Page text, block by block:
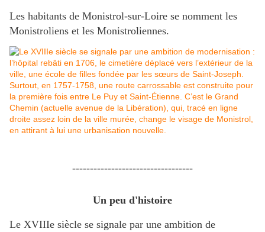
Les habitants de Monistrol-sur-Loire se nomment les
Monistroliens et les Monistroliennes.
----------------------------------
Un peu d'histoire
Le XVIIIe siècle se signale par une ambition de